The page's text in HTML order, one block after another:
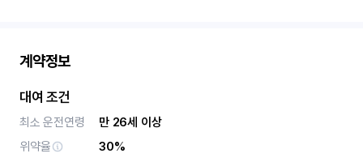
계약정보
대여 조건
최소 운전연령
만 26세 이상
위약율
30%